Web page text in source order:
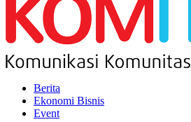
Berita
Ekonomi Bisnis
Event